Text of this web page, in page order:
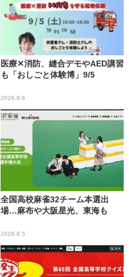
医療✕消防、縫合デモやAED講習
も「おしごと体験博」9/5
2026.8.6
全国高校麻雀32チーム本選出
場…麻布や大阪星光、東海も
2026.8.5